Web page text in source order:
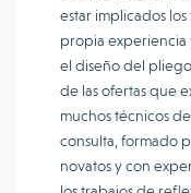
estar implicados
propia experiencia
el diseño del
de las ofertas que
muchos técnicos
consulta, formado
novatos y con